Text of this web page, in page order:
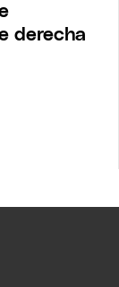
derecha